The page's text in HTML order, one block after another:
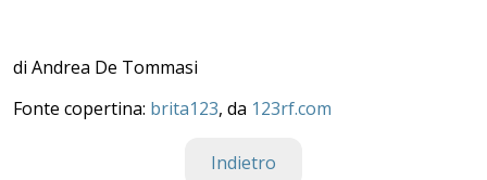
di Andrea De Tommasi
Fonte copertina: brita123, da 123rf.com
Indietro